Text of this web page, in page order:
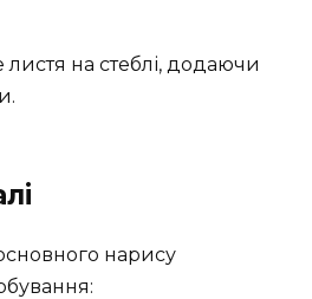
на стеблі, додаючи
нарису